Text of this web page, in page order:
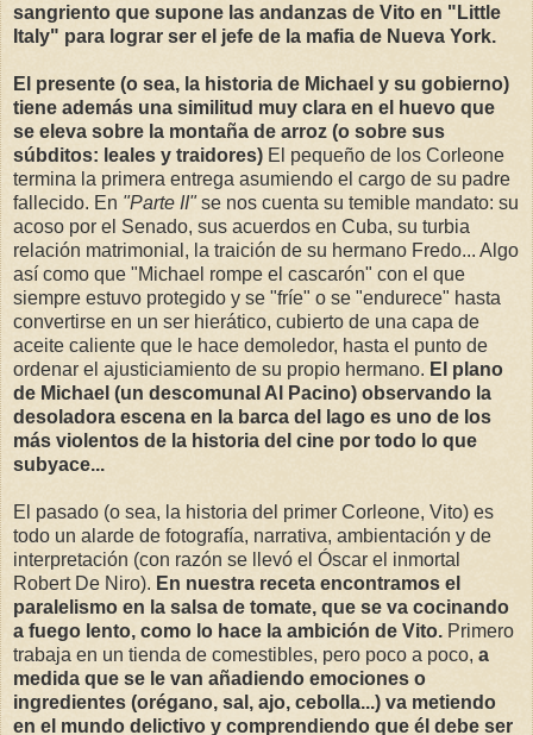
sangriento que supone las andanzas de Vito en "Little
Italy" para lograr ser el jefe de la mafia de Nueva York.
El presente (o sea, la historia de Michael y su gobierno)
tiene además una similitud muy clara en el huevo que
se eleva sobre la montaña de arroz (o sobre sus
súbditos: leales y traidores) El pequeño de los Corleone
termina la primera entrega asumiendo el cargo de su padre
fallecido. En "Parte II"se nos cuenta su temible mandato: su
acoso por el Senado, sus acuerdos en Cuba, su turbia
relación matrimonial, la traición de su hermano Fredo... Algo
así como que "Michael rompe el cascarón" con el que
siempre estuvo protegido y se "fríe" o se "endurece" hasta
convertirse en un ser hierático, cubierto de una capa de
aceite caliente que le hace demoledor, hasta el punto de
ordenar el ajusticiamiento de su propio hermano. El plano
de Michael (un descomunal Al Pacino) observando la
desoladora escena en la barca del lago es uno de los
más violentos de la historia del cine por todo lo que
subyace...
El pasado (o sea, la historia del primer Corleone, Vito) es
todo un alarde de fotografía, narrativa, ambientación y de
interpretación (con razón se llevó el Óscar el inmortal
Robert De Niro). En nuestra receta encontramos el
paralelismo en la salsa de tomate, que se va cocinando
a fuego lento, como lo hace la ambición de Vito. Primero
trabaja en un tienda de comestibles, pero poco a poco, a
medida que se le van añadiendo emociones o
ingredientes (orégano, sal, ajo, cebolla...) va metiendo
en el mundo delictivo y comprendiendo que él debe ser